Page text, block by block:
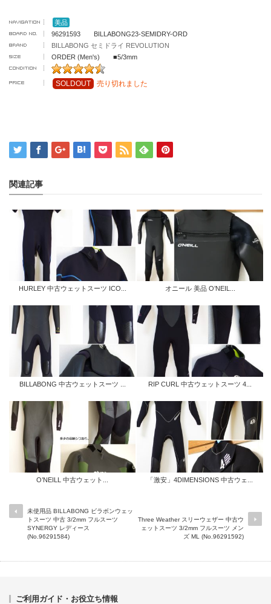
美品
96291593 BILLABONG23-SEMIDRY-ORD
BILLABONG セミドライ REVOLUTION
ORDER (Men's) ■5/3mm
SOLDOUT 売り切れました
関連記事
HURLEY 中古ウェットスーツ ICO... オニール 美品 O’NEIL...
BILLABONG 中古ウェットスーツ ... RIP CURL 中古ウェットスーツ 4...
O’NEILL 中古ウェット... 「激安」4DIMENSIONS 中古ウェ...
未使用品 BILLABONG ビラボンウェッ
トスーツ 中古 3/2mm フルスーツ
SYNERGY レディース
(No.96291584)
Three Weather スリーウェザー 中古ウ
ェットスーツ 3/2mm フルスーツ メン
ズ ML (No.96291592)
ご利用ガイド・お役立ち情報